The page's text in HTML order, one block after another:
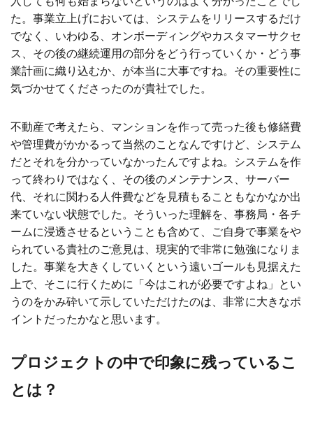
た。事業立上げにおいては、システムをリリースするだけ
でなく、いわゆる、オンボーディングやカスタマーサクセ
ス、その後の継続運用の部分をどう行っていくか・どう事
業計画に織り込むか、が本当に大事ですね。その重要性に
気づかせてくださったのが貴社でした。
不動産で考えたら、マンションを作って売った後も修繕費
や管理費がかかるって当然のことなんですけど、システム
だとそれを分かっていなかったんですよね。システムを作
って終わりではなく、その後のメンテナンス、サーバー
代、それに関わる人件費などを見積もることもなかなか出
来ていない状態でした。 そういった理解を、事務局・各チ
ームに浸透させるということも含めて、ご自身で事業をや
られている貴社のご意見は、現実的で非常に勉強になりま
した。事業を大きくしていくという遠いゴールも見据えた
上で、そこに行くために「今はこれが必要ですよね」とい
うのをかみ砕いて示していただけたのは、非常に大きなポ
イントだったかなと思います。
プロジェクトの中で印象に残っているこ
とは？